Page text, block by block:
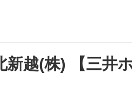
越(株) 【三井